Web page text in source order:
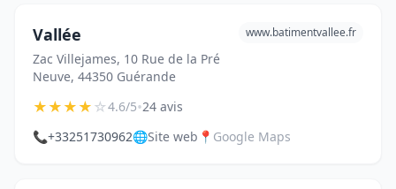
Vallée
Zac Villejames, 10 Rue de la Pré
Neuve, 44350 Guérande
www.batimentvallee.fr
★★★★☆4.6/5•24 avis
📞+33251730962🌐Site web 📍 Google Maps